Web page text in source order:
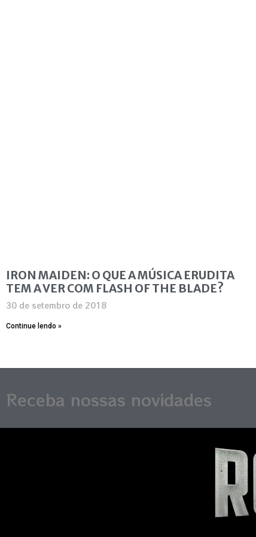
IRON MAIDEN: O QUE A MÚSICA ERUDITA
TEM A VER COM FLASH OF THE BLADE?
30 de setembro de 2018
Continue lendo »
Receba nossas novidades